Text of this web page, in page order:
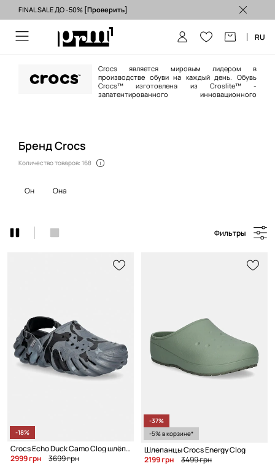
Бесплатная доставка из ЕС (от 3500 грн) >
FINAL SALE ДО -50% [Проверить]
RU
Crocs является мировым лидером в
производстве обуви на каждый день. Обувь
Crocs™ изготовлена из Croslite™ -
запатентированного инновационного
Бренд Crocs
Количество товаров: 168
он она
Фильтры
-18%
Crocs Echo Duck Camo Clog шлёпанцы
2999 грн
3699 грн
-37%
-5% в корзине*
Шлепанцы Crocs Energy Clog
2199 грн
3499 грн